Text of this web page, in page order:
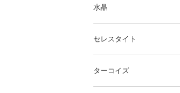
水晶
セレスタイト
ターコイズ